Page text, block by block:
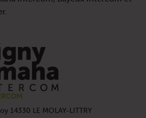
14330 LE MOLAY-LITTRY